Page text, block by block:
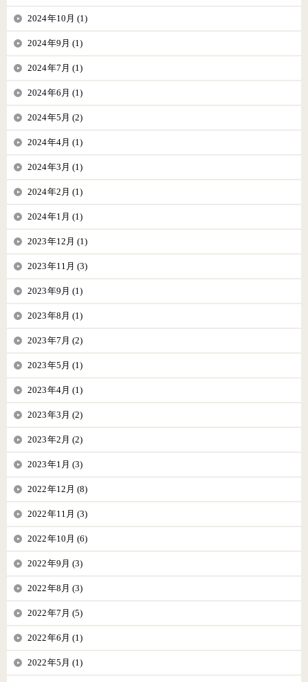
2024年10月 (1)
2024年9月 (1)
2024年7月 (1)
2024年6月 (1)
2024年5月 (2)
2024年4月 (1)
2024年3月 (1)
2024年2月 (1)
2024年1月 (1)
2023年12月 (1)
2023年11月 (3)
2023年9月 (1)
2023年8月 (1)
2023年7月 (2)
2023年5月 (1)
2023年4月 (1)
2023年3月 (2)
2023年2月 (2)
2023年1月 (3)
2022年12月 (8)
2022年11月 (3)
2022年10月 (6)
2022年9月 (3)
2022年8月 (3)
2022年7月 (5)
2022年6月 (1)
2022年5月 (1)